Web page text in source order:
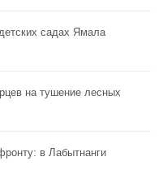
садах Ямала
на тушение лесных
в Лабытнанги